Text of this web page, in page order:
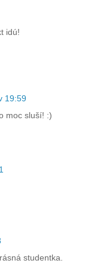
idú!
19:59
moc sluší! :)
studentka.